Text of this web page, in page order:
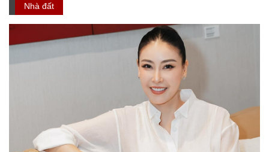
Nhà đất